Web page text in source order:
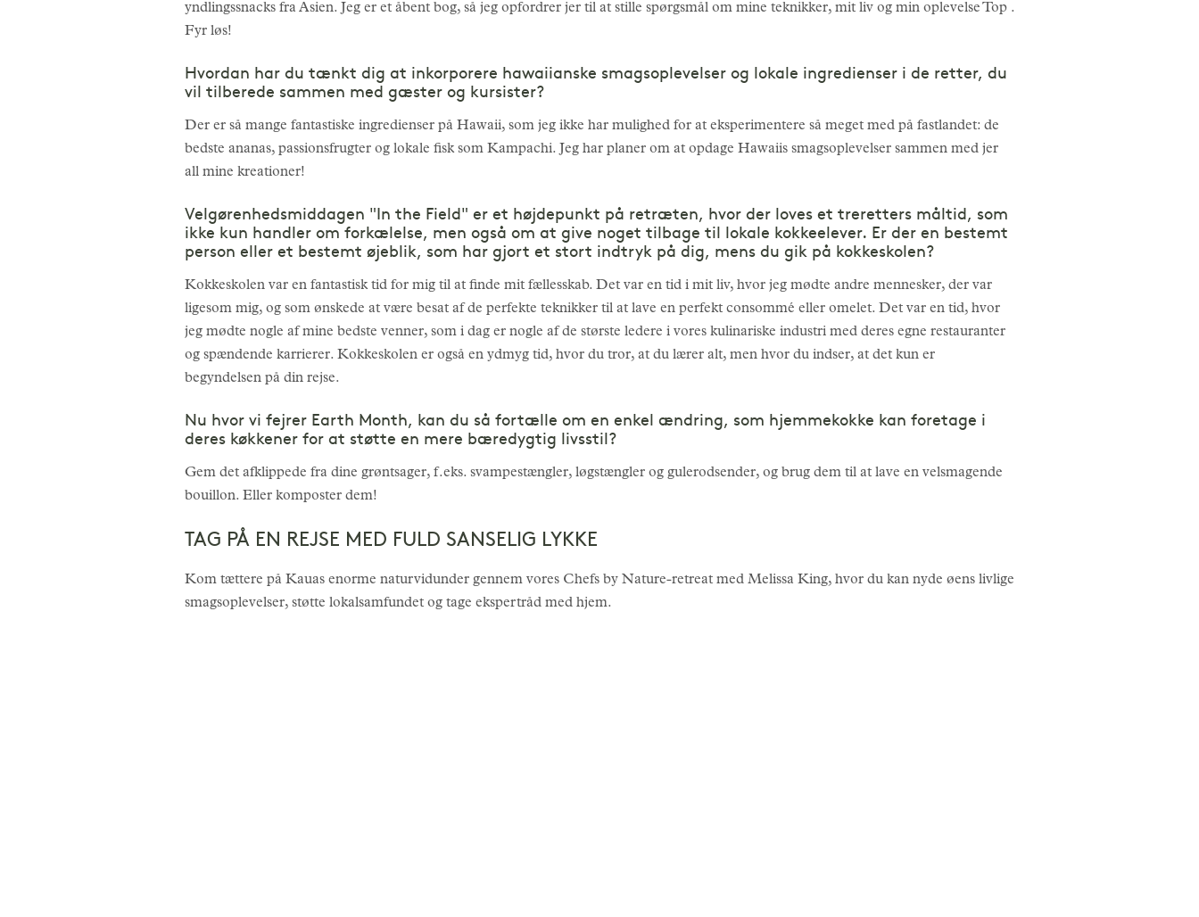
yndlingssnacks fra Asien. Jeg er et åbent bog, så jeg opfordrer jer til at stille spørgsmål om mine teknikker, mit liv og min oplevelse Top .
Fyr løs!
Hvordan har du tænkt dig at inkorporere hawaiianske smagsoplevelser og lokale ingredienser i de retter, du
vil tilberede sammen med gæster og kursister?
Der er så mange fantastiske ingredienser på Hawaii, som jeg ikke har mulighed for at eksperimentere så meget med på fastlandet: de
bedste ananas, passionsfrugter og lokale fisk som Kampachi. Jeg har planer om at opdage Hawaiis smagsoplevelser sammen med jer
all mine kreationer!
Velgørenhedsmiddagen "In the Field" er et højdepunkt på retræten, hvor der loves et treretters måltid, som
ikke kun handler om forkælelse, men også om at give noget tilbage til lokale kokkeelever. Er der en bestemt
person eller et bestemt øjeblik, som har gjort et stort indtryk på dig, mens du gik på kokkeskolen?
Kokkeskolen var en fantastisk tid for mig til at finde mit fællesskab. Det var en tid i mit liv, hvor jeg mødte andre mennesker, der var
ligesom mig, og som ønskede at være besat af de perfekte teknikker til at lave en perfekt consommé eller omelet. Det var en tid, hvor
jeg mødte nogle af mine bedste venner, som i dag er nogle af de største ledere i vores kulinariske industri med deres egne restauranter
og spændende karrierer. Kokkeskolen er også en ydmyg tid, hvor du tror, at du lærer alt, men hvor du indser, at det kun er
begyndelsen på din rejse.
Nu hvor vi fejrer Earth Month, kan du så fortælle om en enkel ændring, som hjemmekokke kan foretage i
deres køkkener for at støtte en mere bæredygtig livsstil?
Gem det afklippede fra dine grøntsager, f.eks. svampestængler, løgstængler og gulerodsender, og brug dem til at lave en velsmagende
bouillon. Eller komposter dem!
TAG PÅ EN REJSE MED FULD SANSELIG LYKKE
Kom tættere på Kauas enorme naturvidunder gennem vores Chefs by Nature-retreat med Melissa King, hvor du kan nyde øens livlige
smagsoplevelser, støtte lokalsamfundet og tage ekspertråd med hjem.